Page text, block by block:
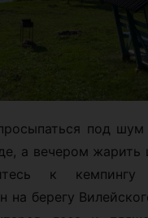
под шум
а вечером
к кемпингу
на берегу